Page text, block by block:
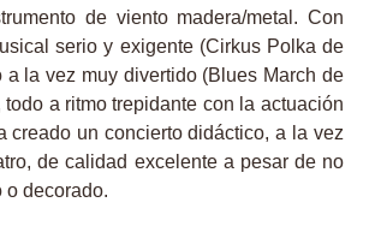
de viento madera/metal. Con
serio y exigente (Cirkus Polka de
a la vez muy divertido (Blues March de
todo a ritmo trepidante con la actuación
creado un concierto didáctico, a la vez
de calidad excelente a pesar de no
o decorado.